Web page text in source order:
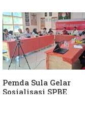
Dia Kangen Saya
Pemda Sula Gelar
Sosialisasi SPBE